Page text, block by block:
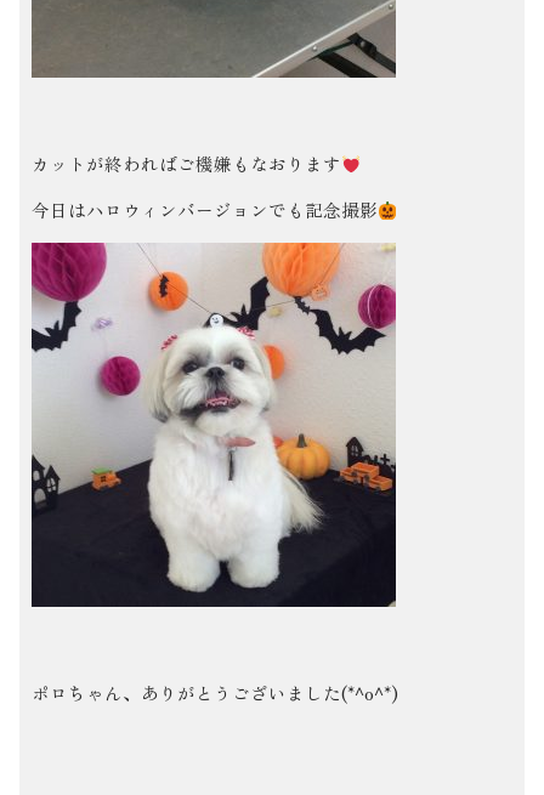
カットが終わればご機嫌もなおります
今日はハロウィンバージョンでも記念撮影
ポロちゃん、ありがとうございました(*^o^*)